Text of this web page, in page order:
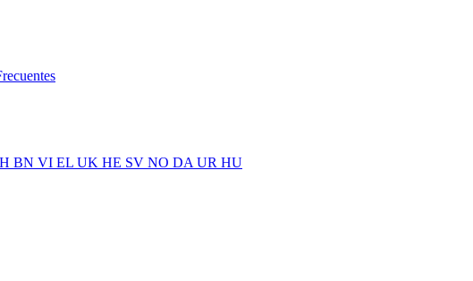
BN VI EL UK HE SV NO DA UR HU